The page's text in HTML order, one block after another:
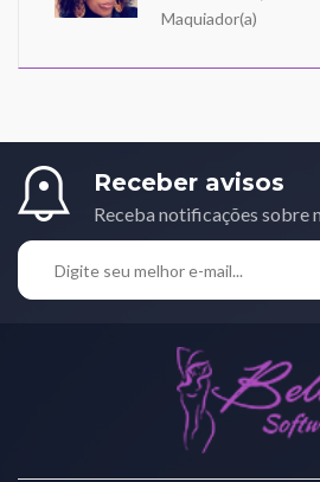
Maquiador(a)
Receber avisos
Receba notificações sobre